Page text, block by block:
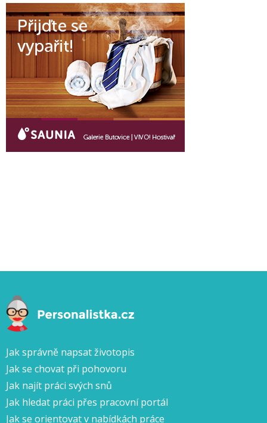
Jak správně napsat životopis
Jak se chovat při pohovoru
Jak najít práci svých snů
Jak hledat práci přes pracovní portál
Jak se orientovat v nabídkách práce